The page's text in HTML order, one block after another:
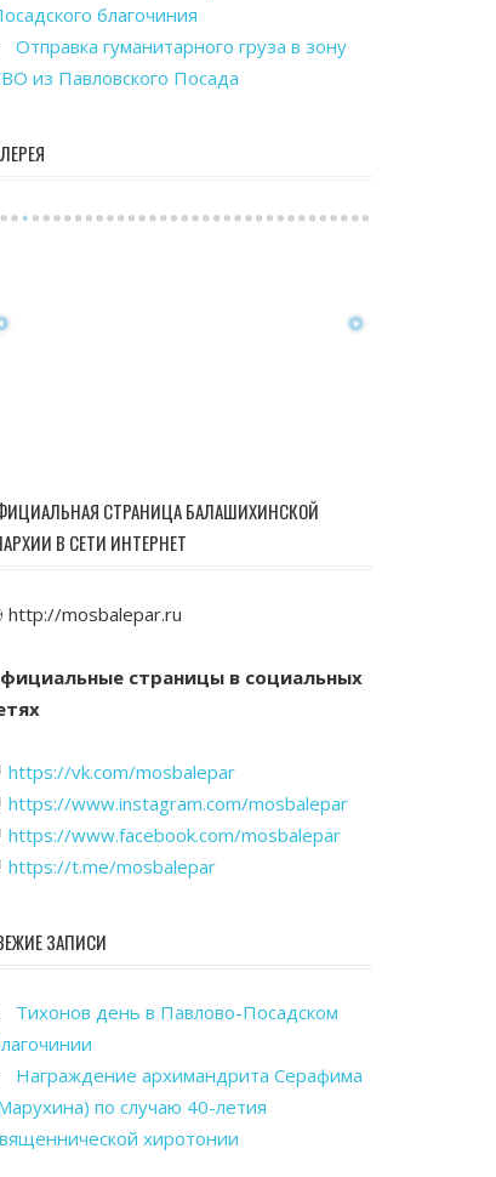
благочиния
Отправка гуманитарного груза в зону
из Павловского Посада
СТРАНИЦА БАЛАШИХИНСКОЙ
В СЕТИ ИНТЕРНЕТ
http://mosbalepar.ru
страницы в социальных
https://vk.com/mosbalepar
https://www.instagram.com/mosbalepar
https://www.facebook.com/mosbalepar
https://t.me/mosbalepar
ЗАПИСИ
Тихонов день в Павлово-Посадском
Награждение архимандрита Серафима
по случаю 40-летия
хиротонии